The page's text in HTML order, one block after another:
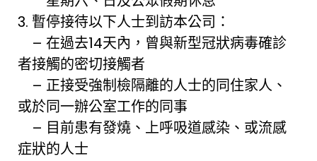
3. 暫停接待以下人士到訪本公司：
– 在過去14天內，曾與新型冠狀病毒確診
者接觸的密切接觸者
– 正接受強制檢隔離的人士的同住家人、
或於同一辦公室工作的同事
– 目前患有發燒、上呼吸道感染、或流感
症狀的人士